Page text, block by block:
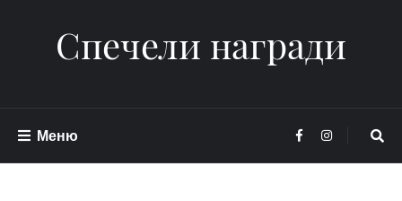
Спечели награди
Меню